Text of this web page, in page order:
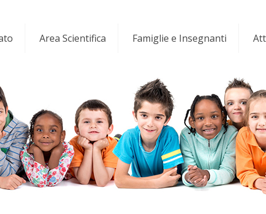
Area Scientifica Famiglie e Insegnanti